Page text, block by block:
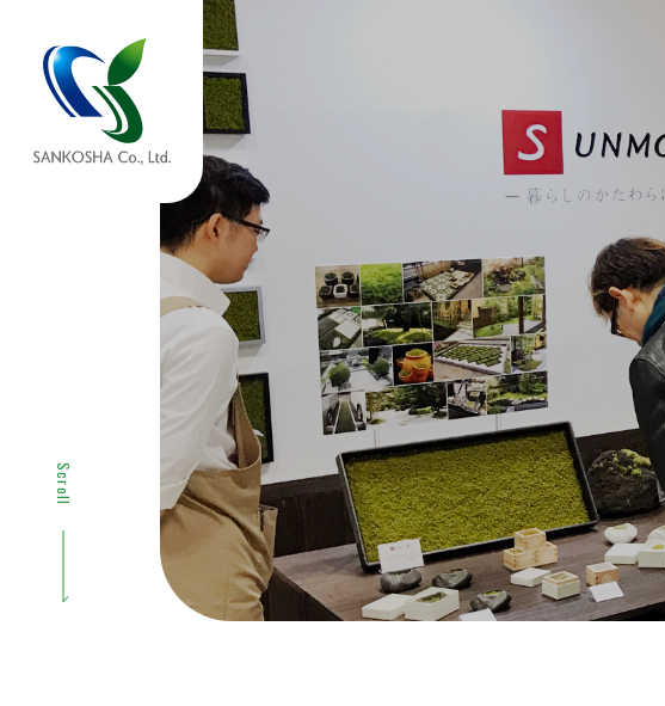
サービス紹介
サービス一覧へ
駐車場緑化
公園・歩行
砂利駐車場
商品紹介
商品一覧へ
ローンベー
(駐車場緑
ローンガー
(公園・歩行
ローングラ
(砂利駐車
砂利歩行路)
Scroll